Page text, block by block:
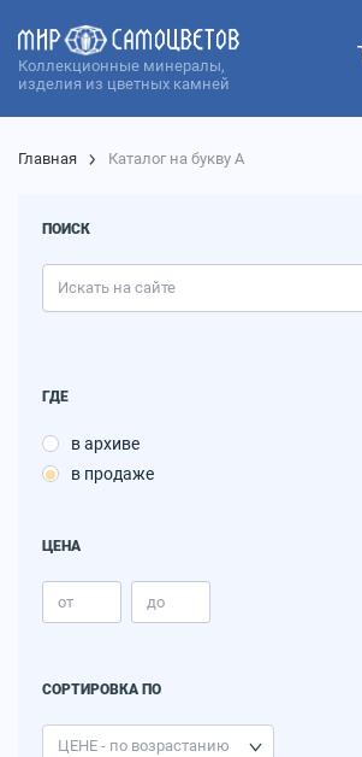
Коллекционные минералы,
изделия из цветных камней
Главная Каталог на букву А
ПОИСК
ГДЕ
в архиве
в продаже
ЦЕНА
СОРТИРОВКА ПО